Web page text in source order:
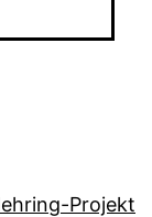
Projekt